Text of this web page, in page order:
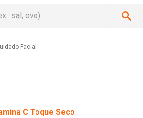
Facial
C Toque Seco